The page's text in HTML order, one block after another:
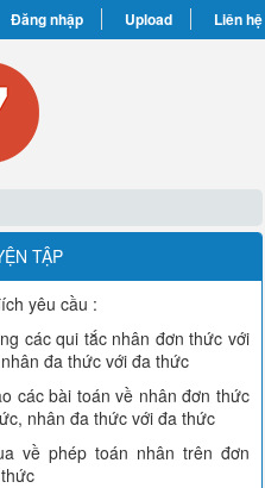
Đăng nhập Upload Liên hệ
TẬP
yêu cầu :
các qui tắc nhân đơn thức với
đa thức với đa thức
các bài toán về nhân đơn thức
nhân đa thức với đa thức
về phép toán nhân trên đơn